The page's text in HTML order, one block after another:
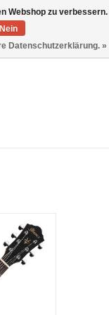
Webshop zu verbessern.
Nein
Datenschutzerklärung. »